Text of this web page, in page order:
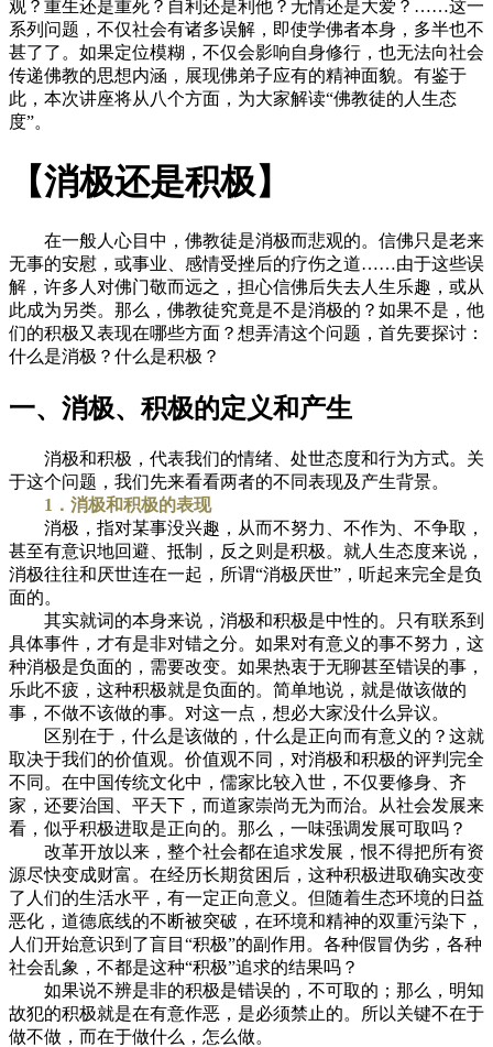
观？重生还是重死？自利还是利他？无情还是大爱？……这一
系列问题，不仅社会有诸多误解，即使学佛者本身，多半也不
甚了了。如果定位模糊，不仅会影响自身修行，也无法向社会
传递佛教的思想内涵，展现佛弟子应有的精神面貌。有鉴于
此，本次讲座将从八个方面，为大家解读“佛教徒的人生态
度”。
【消极还是积极】
在一般人心目中，佛教徒是消极而悲观的。信佛只是老来
无事的安慰，或事业、感情受挫后的疗伤之道……由于这些误
解，许多人对佛门敬而远之，担心信佛后失去人生乐趣，或从
此成为另类。那么，佛教徒究竟是不是消极的？如果不是，他
们的积极又表现在哪些方面？想弄清这个问题，首先要探讨：
什么是消极？什么是积极？
一、消极、积极的定义和产生
消极和积极，代表我们的情绪、处世态度和行为方式。关
于这个问题，我们先来看看两者的不同表现及产生背景。
1．消极和积极的表现
消极，指对某事没兴趣，从而不努力、不作为、不争取，
甚至有意识地回避、抵制，反之则是积极。就人生态度来说，
消极往往和厌世连在一起，所谓“消极厌世”，听起来完全是负
面的。
其实就词的本身来说，消极和积极是中性的。只有联系到
具体事件，才有是非对错之分。如果对有意义的事不努力，这
种消极是负面的，需要改变。如果热衷于无聊甚至错误的事，
乐此不疲，这种积极就是负面的。简单地说，就是做该做的
事，不做不该做的事。对这一点，想必大家没什么异议。
区别在于，什么是该做的，什么是正向而有意义的？这就
取决于我们的价值观。价值观不同，对消极和积极的评判完全
不同。在中国传统文化中，儒家比较入世，不仅要修身、齐
家，还要治国、平天下，而道家崇尚无为而治。从社会发展来
看，似乎积极进取是正向的。那么，一味强调发展可取吗？
改革开放以来，整个社会都在追求发展，恨不得把所有资
源尽快变成财富。在经历长期贫困后，这种积极进取确实改变
了人们的生活水平，有一定正向意义。但随着生态环境的日益
恶化，道德底线的不断被突破，在环境和精神的双重污染下，
人们开始意识到了盲目“积极”的副作用。各种假冒伪劣，各种
社会乱象，不都是这种“积极”追求的结果吗？
如果说不辨是非的积极是错误的，不可取的；那么，明知
故犯的积极就是在有意作恶，是必须禁止的。所以关键不在于
做不做，而在于做什么，怎么做。